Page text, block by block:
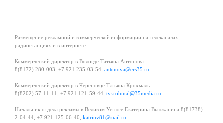
Размещение рекламной и коммерческой информации на телеканалах,
радиостанциях и в интернете.
Коммерческий директор в Вологде Татьяна Антонова
8(8172) 280-003, +7 921 235-03-54, antonova@ers35.ru
Коммерческий директор в Череповце Татьяна Крохмаль
8(8202) 57-11-11, +7 921 121-59-44, tvkrohmal@35media.ru
Начальник отдела рекламы в Великом Устюге Екатерина Вьюжанина 8(81738)
2-04-44, +7 921 125-06-40, katrinv81@mail.ru